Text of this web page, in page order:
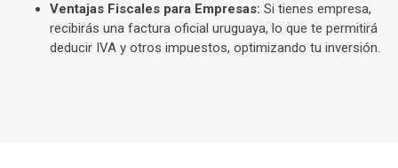
Ventajas Fiscales para Empresas: Si tienes empresa,
recibirás una factura oficial uruguaya, lo que te permitirá
deducir IVA y otros impuestos, optimizando tu inversión.